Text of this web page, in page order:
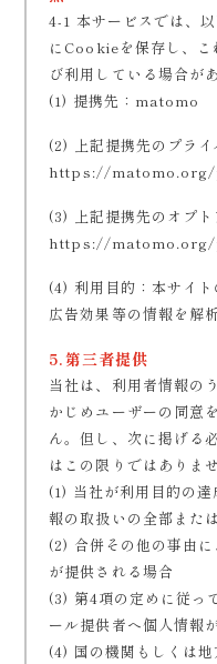
4-1 本サービスでは、
にCookieを保存し、こ
び利用している場合が
(1) 提携先：matomo
(2) 上記提携先のプラ
https://
(3) 上記提携先のオプ
https://
(4) 利用目的：本サイ
広告効果等の情報を解
5.第三者提供
当社は、利用者情報の
かじめユーザーの同意
ん。但し、次に掲げる
はこの限りではありませ
(1) 当社が利用目的の
報の取扱いの全部また
(2) 合併その他の事由
が提供される場合
(3) 第4項の定めに従っ
ール提供者へ個人情報
(4) 国の機関もしくは